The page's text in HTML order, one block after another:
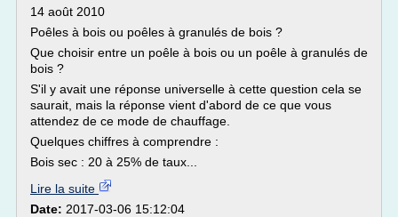
14 août 2010
Poêles à bois ou poêles à granulés de bois ?
Que choisir entre un poêle à bois ou un poêle à granulés de
bois ?
S'il y avait une réponse universelle à cette question cela se
saurait, mais la réponse vient d'abord de ce que vous
attendez de ce mode de chauffage.
Quelques chiffres à comprendre :
Bois sec : 20 à 25% de taux...
Lire la suite
Date: 2017-03-06 15:12:04